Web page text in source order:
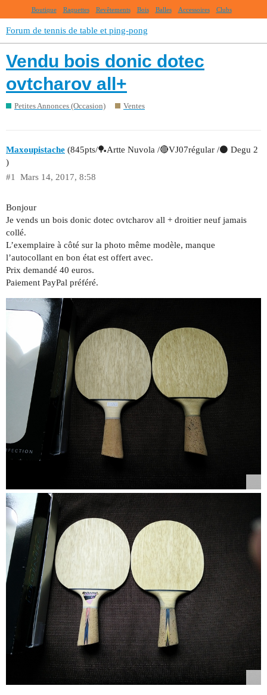
Boutique Raquettes Revêtements Bois Balles Accessoires Clubs
Forum de tennis de table et ping-pong
Vendu bois donic dotec
ovtcharov all+
Petites Annonces (Occasion) Ventes
Maxoupistache (845pts/🏓Artte Nuvola /🔴VJ07régular /⚫ Degu 2
)
Mars 14, 2017, 8:58
#1
Bonjour
Je vends un bois donic dotec ovtcharov all + droitier neuf jamais
collé.
L’exemplaire à côté sur la photo même modèle, manque
l’autocollant en bon état est offert avec.
Prix demandé 40 euros.
Paiement PayPal préféré.